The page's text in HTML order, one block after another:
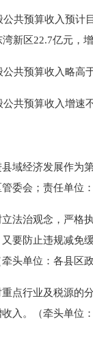
预算收入预计目
新区22.7亿元，
预算收入略高
共预算收入增速
经济发展作为第
管委会；责任单
治观念，严格执
要防止违规减免
头单位：各县区
行业及税源的分
入。（牵头单位